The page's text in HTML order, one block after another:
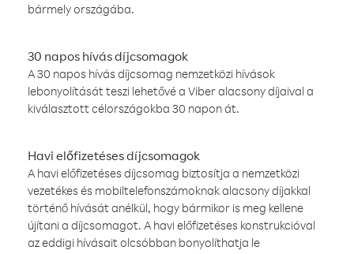
bármely országába.
30 napos hívás díjcsomagok
A 30 napos hívás díjcsomag nemzetközi hívások
lebonyolítását teszi lehetővé a Viber alacsony díjaival a
kiválasztott célországokba 30 napon át.
Havi előfizetéses díjcsomagok
A havi előfizetéses díjcsomag biztosítja a nemzetközi
vezetékes és mobiltelefonszámoknak alacsony díjakkal
történő hívását anélkül, hogy bármikor is meg kellene
újítani a díjcsomagot. A havi előfizetéses konstrukcióval
az eddigi hívásait olcsóbban bonyolíthatja le